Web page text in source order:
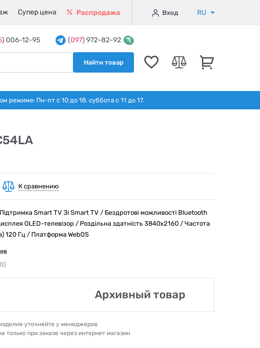
Супер цена Распродажа Вход RU
) 006-12-95 (097) 972-82-92
Найти товар
режиме: Пн-пт с 10 до 18. суббота с 11 до 17.
К сравнению
Smart TV Зі Smart TV / Бездротові можливості Bluetooth
OLED-телевізор / Роздільна здатність 3840x2160 / Частота
120 Гц / Платформа WebOS
Архивный товар
уточняйте у менеджеров
только при заказе через интернет магазин